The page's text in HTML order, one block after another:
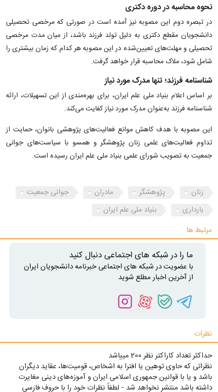
نحوه محاسبه در دوره دکتری
در تبصره دوم این مصوبه نیز آمده است در صورتی که مرخصی تحصیلی
دانشجویان مقطع دکتری به دلیل تولد فرزند باشد، از میان مدت مرخصی
تحصیلی و مهلت‌های تعیین‌شده در این مصوبه هر کدام که زمان بیشتری را
شامل شود، ملاک محاسبه قرار خواهد گرفت.
شناسنامه فرزند؛ تنها مدرک مورد نیاز
بر اساس اعلام بنیاد ملی علم ایران، برای بهره‌مندی از این تسهیلات، ارائه
شناسنامه فرزند به‌عنوان مدرک مورد نیاز کفایت می‌کند.
این مصوبه با هدف کاهش موانع فعالیت‌های پژوهشی بانوان، حمایت از
تداوم فعالیت‌های علمی زنان پژوهشگر و همسو با سیاست‌های جوانی
جمعیت به تصویب شورای علمی بنیاد ملی علم ایران رسیده است.
زنان پژوهشگر مادران
جوانی جمعیت
بارداری
بنیاد ملی علم ایران
مرتبط ها
ما را در شبکه های اجتماعی دنبال کنید
با عضویت در شبکه های اجتماعی خبرنامه دانشجویان ایران
از آخرین اخبار مطلع شوید
نظرات
حداکثر تعداد کاراکتر نظر 200 ميياشد
نظراتی که حاوی توهین یا افترا به اشخاص، قومیت‌ها، عقاید دیگران
باشد و یا با قوانین جمهوری اسلامی ایران و آموزه‌های دینی مغایرت
داشته باشد منتشر نخواهد شد - لطفاً نظرات خود را با حروف فارسی